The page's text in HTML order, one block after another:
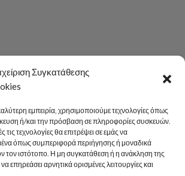
Συγκατάθεσης
εμπειρία, χρησιμοποιούμε τεχνολογίες όπως
ή/και την πρόσβαση σε πληροφορίες συσκευών.
τεχνολογίες θα επιτρέψει σε εμάς να
όπως συμπεριφορά περιήγησης ή μοναδικά
τον ιστότοπο. Η μη συγκατάθεση ή η ανάκληση της
επηρεάσει αρνητικά ορισμένες λειτουργίες και